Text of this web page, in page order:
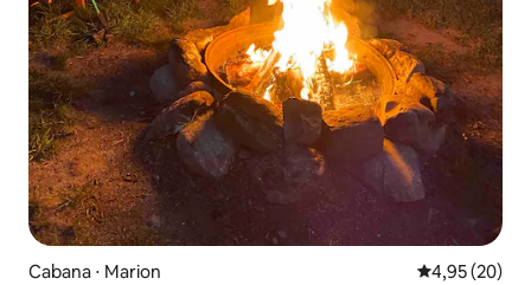
Cabana ⋅ Marion 4,95 de uma
4,95 (20)